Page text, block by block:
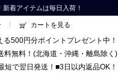
着アイテムは毎日入荷！
カートを見る
500円分ポイントプレゼント中！
料無料！(北海道・沖縄・離島除く)
短で翌日発送！■3日以内返品OK！